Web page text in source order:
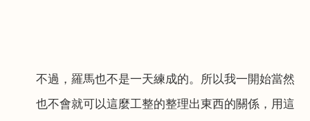
不過，羅馬也不是一天練成的。所以我一開始當然
也不會就可以這麼工整的整理出東西的關係，用這